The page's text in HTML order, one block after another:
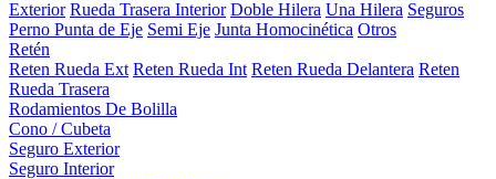
Exterior Rueda Trasera Interior Doble Hilera Una Hilera Seguros
Perno Punta de Eje Semi Eje Junta Homocinética Otros
Retén
Reten Rueda Ext Reten Rueda Int Reten Rueda Delantera Reten
Rueda Trasera
Rodamientos De Bolilla
Cono / Cubeta
Seguro Exterior
Seguro Interior